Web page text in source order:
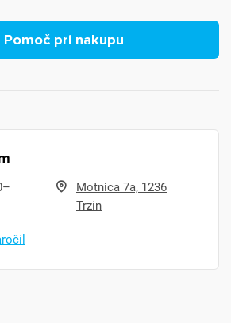
Pomoč pri nakupu
Motnica 7a, 1236
Trzin